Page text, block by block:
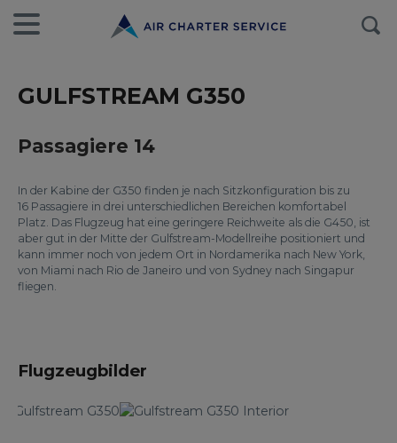
GULFSTREAM G350
Passagiere 14
In der Kabine der G350 finden je nach Sitzkonfiguration bis zu
16 Passagiere in drei unterschiedlichen Bereichen komfortabel
Platz. Das Flugzeug hat eine geringere Reichweite als die G450, ist
aber gut in der Mitte der Gulfstream-Modellreihe positioniert und
kann immer noch von jedem Ort in Nordamerika nach New York,
von Miami nach Rio de Janeiro und von Sydney nach Singapur
fliegen.
Flugzeugbilder